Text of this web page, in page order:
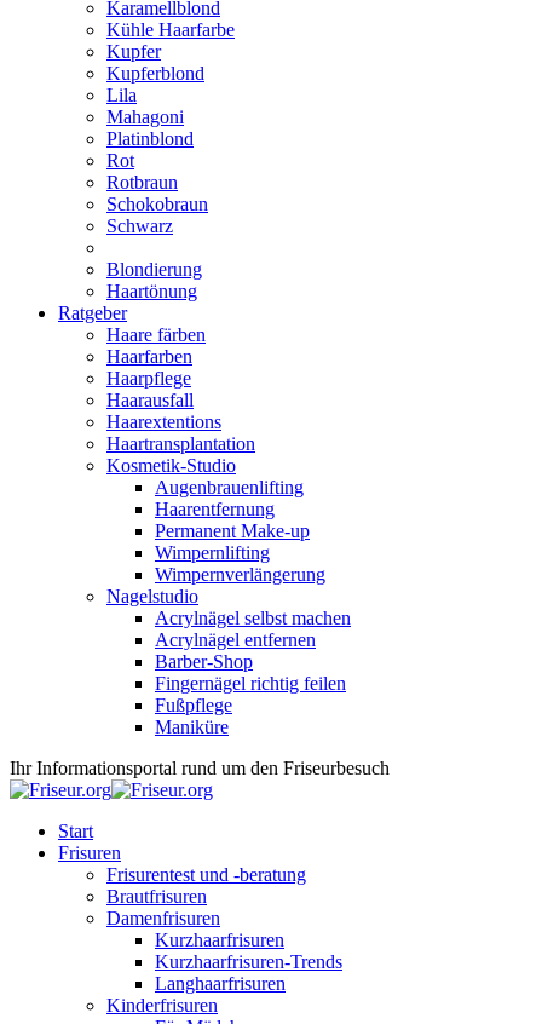
Karamellblond
Kühle Haarfarbe
Kupfer
Kupferblond
Lila
Mahagoni
Platinblond
Rot
Rotbraun
Schokobraun
Schwarz
Blondierung
Haartönung
Ratgeber
Haare färben
Haarfarben
Haarpflege
Haarausfall
Haarextentions
Haartransplantation
Kosmetik-Studio
Augenbrauenlifting
Haarentfernung
Permanent Make-up
Wimpernlifting
Wimpernverlängerung
Nagelstudio
Acrylnägel selbst machen
Acrylnägel entfernen
Barber-Shop
Fingernägel richtig feilen
Fußpflege
Maniküre
Ihr Informationsportal rund um den Friseurbesuch
Start
Frisuren
Frisurentest und -beratung
Brautfrisuren
Damenfrisuren
Kurzhaarfrisuren
Kurzhaarfrisuren-Trends
Langhaarfrisuren
Kinderfrisuren